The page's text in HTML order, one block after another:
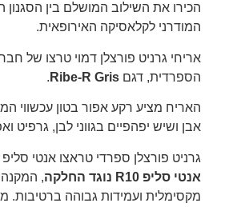
הכירו את השילוב המושלם בין הסגנון
המודרני לקלאסיקה האירופאית.
אריחי גרניט פורצלן דמוי טרצו של
הספרדית, דגם Ribe-R Gris
.
האריח מציע רקע אפור בטון עכשווי
אבן ושיש יפהפיים בגווני לבן, גרפיט
גרניט פורצלן ספרדי טראצו אנטי
אנטי סליפ R10 נוגד החלקה
, המקנה
מקסימלית ועמידות גבוהה ברטיבות.